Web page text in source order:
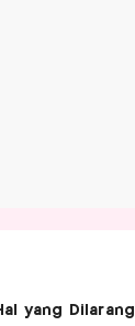
yang Dilarang